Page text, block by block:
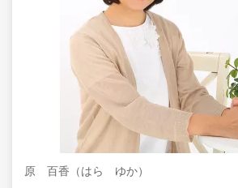
原 百香（はら ゆか）